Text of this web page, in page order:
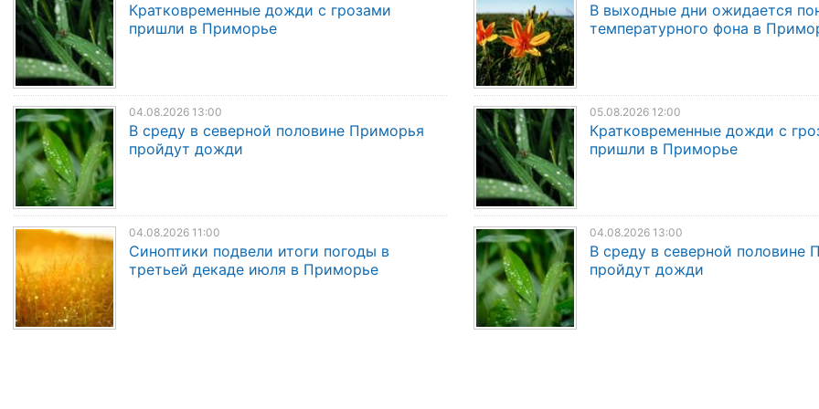
Кратковременные дожди с грозами
пришли в Приморье
04.08.2026 13:00
В среду в северной половине Приморья
пройдут дожди
04.08.2026 11:00
Синоптики подвели итоги погоды в
третьей декаде июля в Приморье
В выходные дни ожидается
температурного фона в
05.08.2026 12:00
Кратковременные дожди с
пришли в Приморье
04.08.2026 13:00
В среду в северной половине
пройдут дожди